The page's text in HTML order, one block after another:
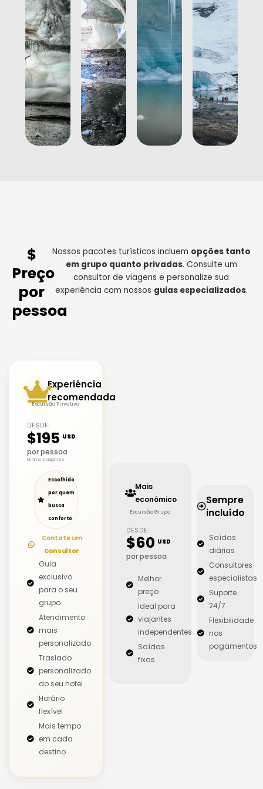
$
Preço
por
pessoa
Nossos pacotes turísticos incluem opções tanto
em grupo quanto privadas. Consulte um
consultor de viagens e personalize sua
experiência com nossos guias especializados.
Experiência
recomendada
Excursão Privativa
DESDE:
$195 USD
por pessoa
Mínimo 2 viajantes
Escolhido
por quem
busca
conforto
Contate um
Consultor
Guia
exclusivo
para o seu
grupo
Atendimento
mais
personalizado
Traslado
personalizado
do seu hotel
Horário
flexível
Mais tempo
em cada
destino
Mais
econômico
Excursão Grupo
DESDE:
$60 USD
por pessoa
Melhor
preço
Ideal para
viajantes
independentes
Saídas
fixas
Sempre
incluído
Saídas
diárias
Consultores
especialistas
Suporte
24/7
Flexibilidade
nos
pagamentos